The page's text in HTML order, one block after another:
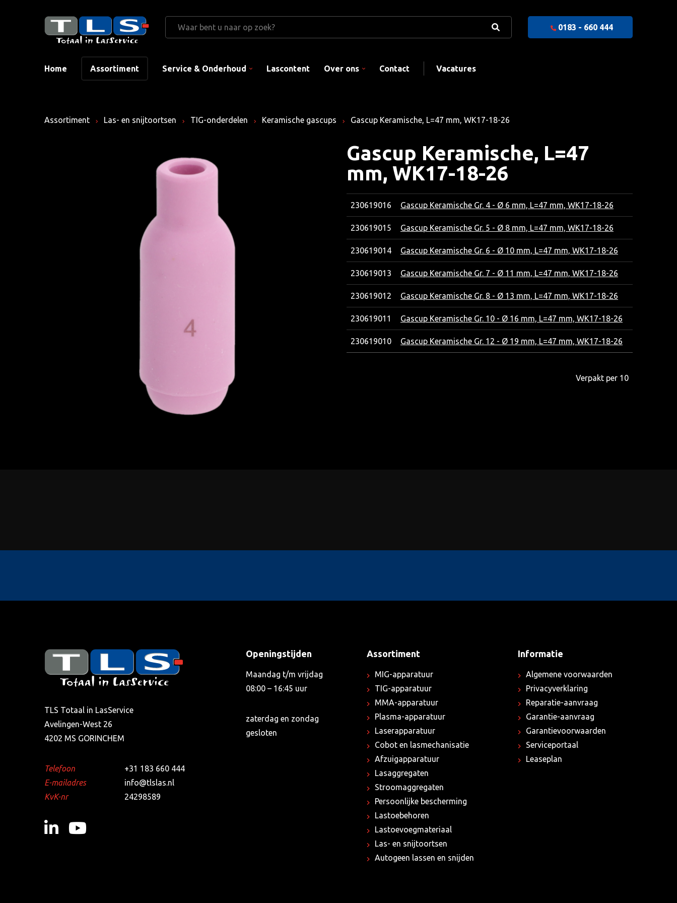
0183 - 660 444
Home Assortiment Service & Onderhoud Lascontent Over ons Contact Vacatures
Assortiment Las- en snijtoortsen TIG-onderdelen Keramische gascups Gascup Keramische, L=47 mm, WK17-18-26
Gascup Keramische, L=47
mm, WK17-18-26
230619016 Gascup Keramische Gr. 4 - Ø 6 mm, L=47 mm, WK17-18-26
230619015 Gascup Keramische Gr. 5 - Ø 8 mm, L=47 mm, WK17-18-26
230619014 Gascup Keramische Gr. 6 - Ø 10 mm, L=47 mm, WK17-18-26
230619013 Gascup Keramische Gr. 7 - Ø 11 mm, L=47 mm, WK17-18-26
230619012 Gascup Keramische Gr. 8 - Ø 13 mm, L=47 mm, WK17-18-26
230619011 Gascup Keramische Gr. 10 - Ø 16 mm, L=47 mm, WK17-18-26
230619010 Gascup Keramische Gr. 12 - Ø 19 mm, L=47 mm, WK17-18-26
Verpakt per 10
TLS Totaal in LasService
Avelingen-West 26
4202 MS GORINCHEM
Telefoon
+31 183 660 444
E-mailadres
info@tlslas.nl
KvK-nr
24298589
Openingstijden
Maandag t/m vrijdag
08:00 – 16:45 uur
zaterdag en zondag
gesloten
Assortiment
MIG-apparatuur
TIG-apparatuur
MMA-apparatuur
Plasma-apparatuur
Laserapparatuur
Cobot en lasmechanisatie
Afzuigapparatuur
Lasaggregaten
Stroomaggregaten
Persoonlijke bescherming
Lastoebehoren
Lastoevoegmateriaal
Las- en snijtoortsen
Autogeen lassen en snijden
Informatie
Algemene voorwaarden
Privacyverklaring
Reparatie-aanvraag
Garantie-aanvraag
Garantievoorwaarden
Serviceportaal
Leaseplan